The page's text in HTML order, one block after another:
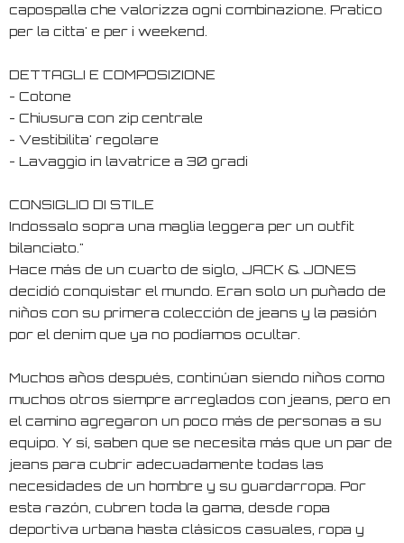
capospalla che valorizza ogni combinazione. Pratico
per la citta' e per i weekend.
DETTAGLI E COMPOSIZIONE
- Cotone
- Chiusura con zip centrale
- Vestibilita' regolare
- Lavaggio in lavatrice a 30 gradi
CONSIGLIO DI STILE
Indossalo sopra una maglia leggera per un outfit
bilanciato."
Hace más de un cuarto de siglo, JACK & JONES
decidió conquistar el mundo. Eran solo un puñado de
niños con su primera colección de jeans y la pasión
por el denim que ya no podíamos ocultar.
Muchos años después, continúan siendo niños como
muchos otros siempre arreglados con jeans, pero en
el camino agregaron un poco más de personas a su
equipo. Y sí, saben que se necesita más que un par de
jeans para cubrir adecuadamente todas las
necesidades de un hombre y su guardarropa. Por
esta razón, cubren toda la gama, desde ropa
deportiva urbana hasta clásicos casuales, ropa y